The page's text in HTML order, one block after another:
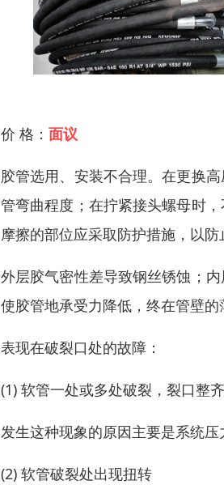
价 格： 面议
胶管选用、安装不合理。在更换
管弯曲程度；在拧紧接头螺母时
摩擦的部位应采取防护措施，以防
外层胶气密性差导致钢丝锈蚀；
使胶管地承受力降低，终在管壁的
表现在破裂口处的故障：
(1) 软管一处或多处破裂，裂口整
发生这种现象的原因主要是系统压
(2) 软管破裂处出现扭转